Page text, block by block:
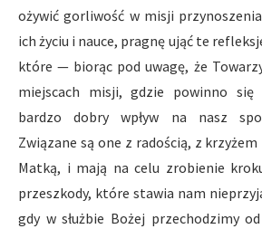
ożywić gorliwość w misji
ich życiu i nauce, pragnę ująć te
które — biorąc pod uwagę, że
miejscach misji, gdzie powinno
bardzo dobry wpływ na nasz
Związane są one z radością, z krzyżem
Matką, i mają na celu zrobienie
przeszkody, które stawia nam
gdy w służbie Bożej przechodzimy